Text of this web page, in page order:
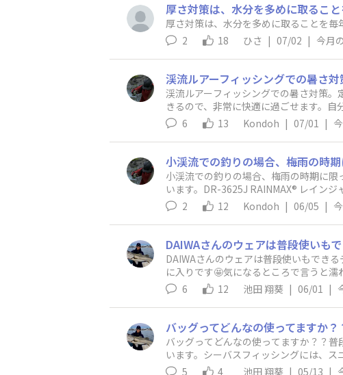
厚さ対策は、水分を多めに取るこ
厚さ対策は、水分を多めに取ることを毎
2
18 ひさ | 07/02 | 今月
渓流ルアーフィッシングでの暑さ対策
きるので、非常に快適に過ごせます。
ct/50dv109また、状況に応じてこういっ
ラッシュガードフルジップ』https://
6 13 Kondoh | 07/01 |
小渓流での釣りの場合、梅雨の時期に
います。DR-3625J RAINMAX® レイン
低下が防げるのもレインジャケットの良
き、非常におすすめです！
2 12 Kondoh | 06/05 |
DAIWAさんのウェアは普段使いもでき
に入りです🤩気になるところで言うと
ますが車が濡れる😱
6 12 池田 翔葵 | 06/01 |
バッグってどんなの使ってますか？？​​​
います。シーバスフィッシングには、
スタイルでバッグは必需品だと思ってい
5 4 池田 翔葵 | 05/13 |